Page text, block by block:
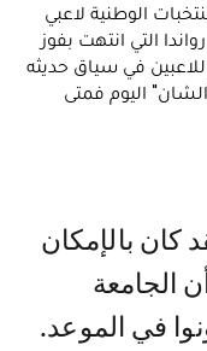
الوطنية لاعبي
التي انتهت بفوز
في سياق حديثه
اليوم فمتى
الجامعة
في الموعد.